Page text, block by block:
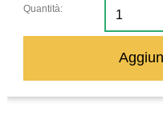
Quantità: